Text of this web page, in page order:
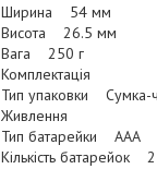
Ширина 54 мм
Висота 26.5 мм
Вага 250 г
Комплектація
Тип упаковки Сумка-
Живлення
Тип батарейки ААА
Кількість батарейок